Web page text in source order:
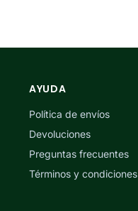
AYUDA
Política de envíos
Devoluciones
Preguntas frecuentes
Términos y condiciones